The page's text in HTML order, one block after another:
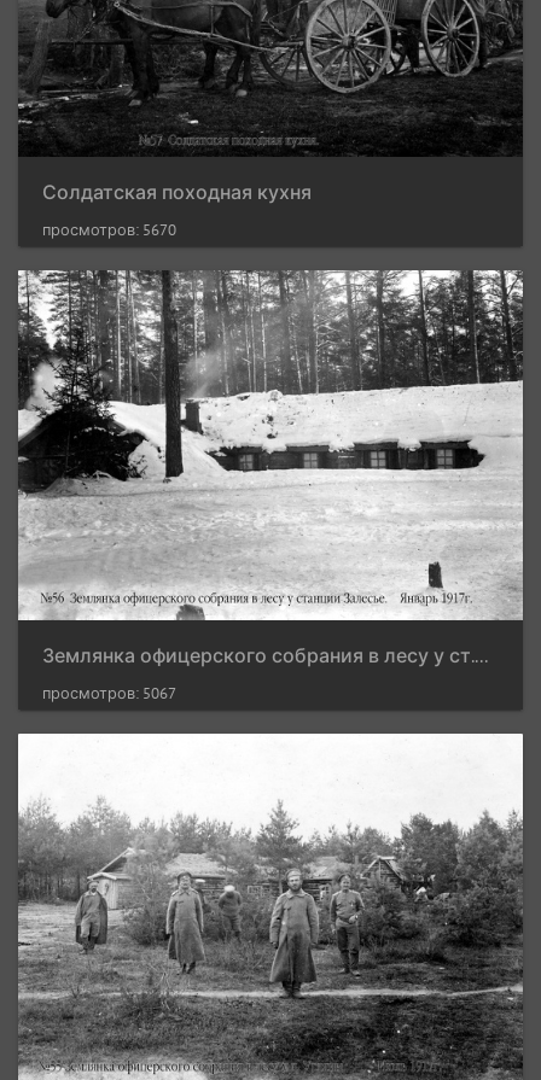
Солдатская походная кухня
просмотров: 5670
Землянка офицерского собрания в лесу у ст.Залесье. Январь 1917 г.
просмотров: 5067